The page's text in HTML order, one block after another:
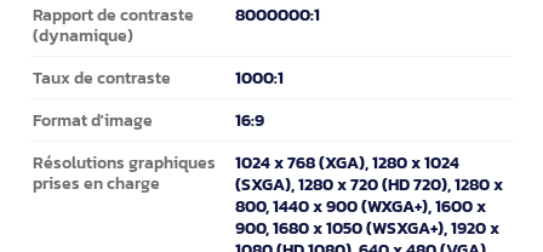
Rapport de contraste
(dynamique)
8000000:1
Taux de contraste 1000:1
Format d'image 16:9
Résolutions graphiques
prises en charge
1024 x 768 (XGA), 1280 x 1024
(SXGA), 1280 x 720 (HD 720), 1280 x
800, 1440 x 900 (WXGA+), 1600 x
900, 1680 x 1050 (WSXGA+), 1920 x